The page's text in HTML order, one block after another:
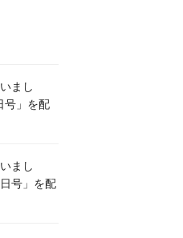
まし
」を配
まし
号」を配